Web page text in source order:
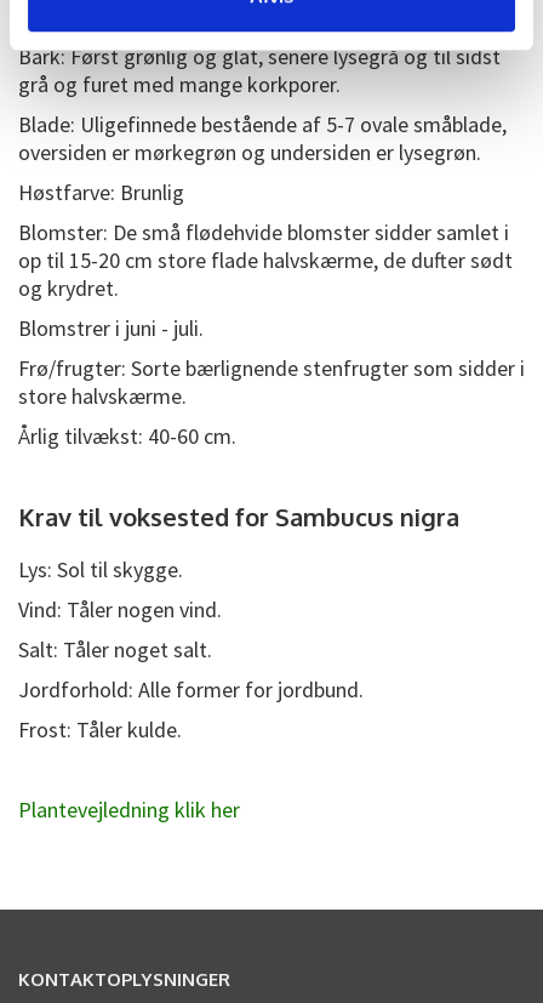
Bark: Først grønlig og glat, senere lysegrå og til sidst
grå og furet med mange korkporer.
Blade: Uligefinnede bestående af 5-7 ovale småblade,
oversiden er mørkegrøn og undersiden er lysegrøn.
Høstfarve: Brunlig
Blomster: De små flødehvide blomster sidder samlet i
op til 15-20 cm store flade halvskærme, de dufter sødt
og krydret.
Blomstrer i juni - juli.
Frø/frugter: Sorte bærlignende stenfrugter som sidder i
store halvskærme.
Årlig tilvækst: 40-60 cm.
Krav til voksested for Sambucus nigra
Lys: Sol til skygge.
Vind: Tåler nogen vind.
Salt: Tåler noget salt.
Jordforhold: Alle former for jordbund.
Frost: Tåler kulde.
Plantevejledning klik her
KONTAKTOPLYSNINGER